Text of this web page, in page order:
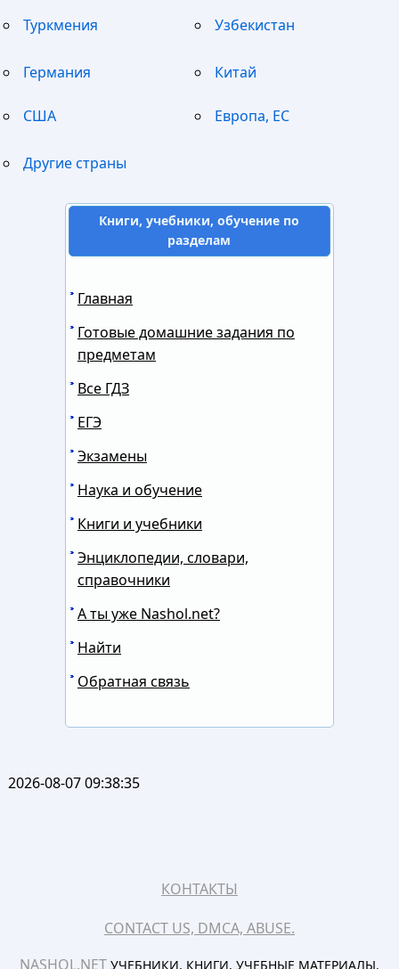
Туркмения Узбекистан
Германия Китай
США Европа, ЕС
Другие страны
Книги, учебники, обучение по
разделам
Главная
Готовые домашние задания по
предметам
Все ГДЗ
ЕГЭ
Экзамены
Наука и обучение
Книги и учебники
Энциклопедии, словари,
справочники
А ты уже Nashol.net?
Найти
Обратная связь
2026-08-07 09:38:35
КОНТАКТЫ
CONTACT US, DMCA, ABUSE.
NASHOL.NETУЧЕБНИКИ, КНИГИ, УЧЕБНЫЕ МАТЕРИАЛЫ.